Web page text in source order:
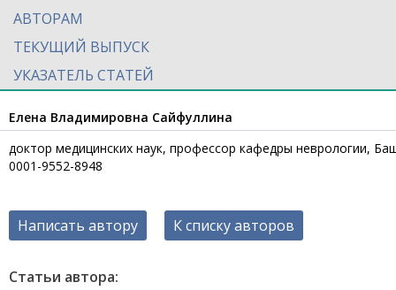
АВТОРАМ
ТЕКУЩИЙ ВЫПУСК
УКАЗАТЕЛЬ СТАТЕЙ
Елена Владимировна Сайфуллина
доктор медицинских наук, профессор кафедры неврологии,
0001-9552-8948
Написать автору К списку авторов
Статьи автора: